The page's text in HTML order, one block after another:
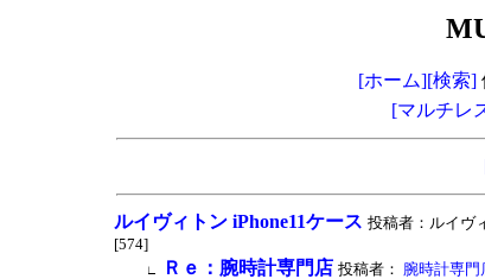
[ホーム][検索]
[マルチレ
ルイヴィトン iPhone11ケース 投稿者：ルイヴ
[574]
∟ Ｒｅ：腕時計専門店 投稿者： 腕時計専門